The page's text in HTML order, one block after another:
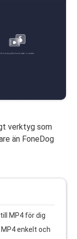
verktyg som
än FoneDog
MP4 för dig
enkelt och